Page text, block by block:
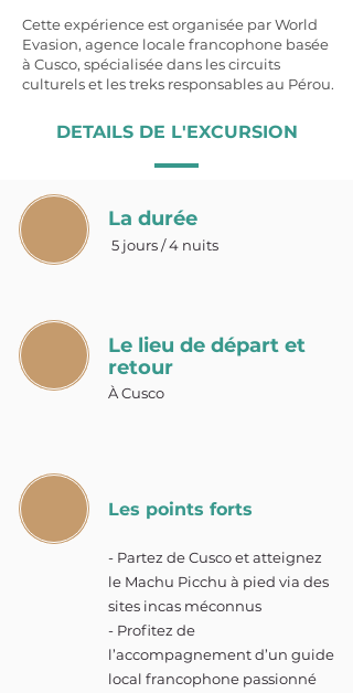
Cette expérience est organisée par World
Evasion, agence locale francophone basée
à Cusco, spécialisée dans les circuits
culturels et les treks responsables au Pérou.
DETAILS DE L'EXCURSION
La durée
5 jours / 4 nuits
Le lieu de départ et
retour
À Cusco
Les points forts
- Partez de Cusco et atteignez
le Machu Picchu à pied via des
sites incas méconnus
- Profitez de
l’accompagnement d’un guide
local francophone passionné